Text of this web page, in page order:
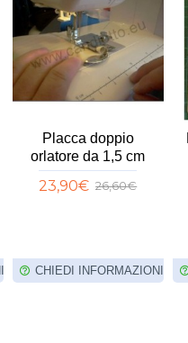
Placca doppio
orlatore da 1,5 cm
23,90€ 26,60€
CHIEDI INFORMAZIONI